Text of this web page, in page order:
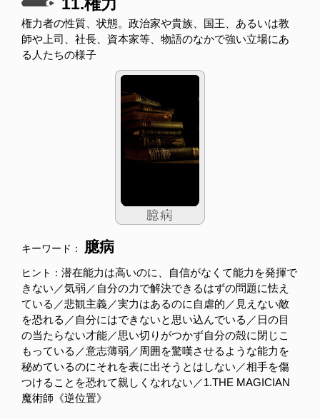
権力者の性質、状態。政治家や貴族、国王、あるいは教
師や上司、社長、資本家等、物語のなかで強い立場にあ
る人たちの様子
キーワード： 臆病
ヒント： 潜在能力は高いのに、自信がなくて能力を発揮で
きない／気弱／自分の力で解決できるはずの問題に怯え
ている／悲観主義／実力はあるのに自虐的／見えない敵
を恐れる／自分にはできないと思い込んでいる／日の目
の当たらない才能／思い切りがつかず自分の殻に閉じこ
もっている／意志薄弱／周囲を驚嘆させるような能力を
秘めているのにそれを表に出そうとはしない／相手を傷
つけることを恐れて親しくなれない／1.THE MAGICIAN
魔術師《逆位置》